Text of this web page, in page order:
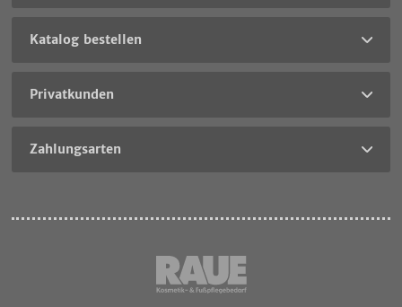
Katalog bestellen
Privatkunden
Zahlungsarten